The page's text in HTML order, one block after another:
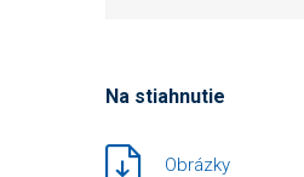
Na stiahnutie
Obrázky